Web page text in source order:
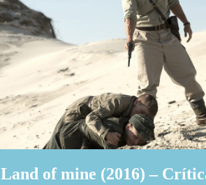
Land of mine (2016) –